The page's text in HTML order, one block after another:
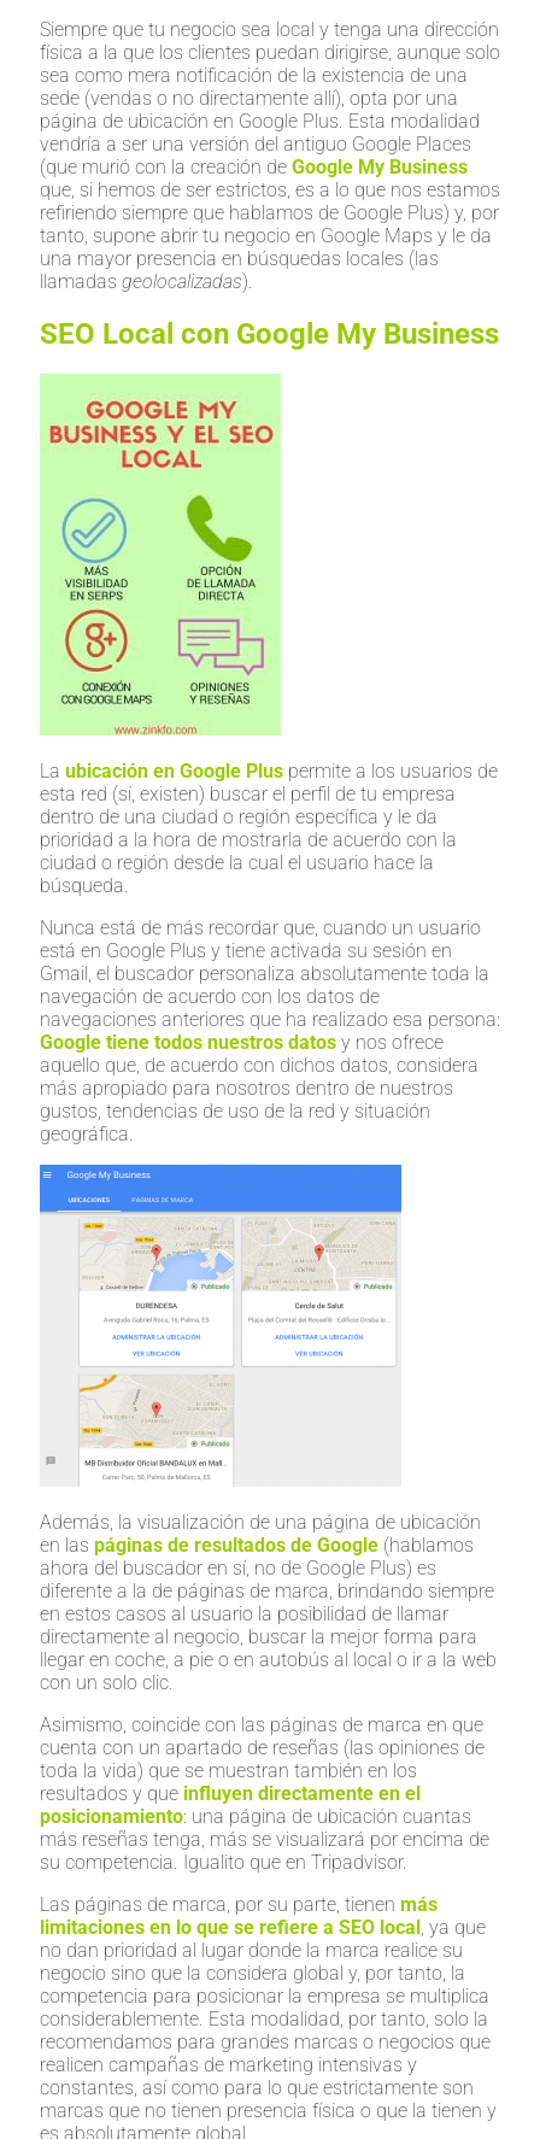
Siempre que tu negocio sea local y tenga una dirección
física a la que los clientes puedan dirigirse, aunque solo
sea como mera notificación de la existencia de una
sede (vendas o no directamente allí), opta por una
página de ubicación en Google Plus. Esta modalidad
vendría a ser una versión del antiguo Google Places
(que murió con la creación de Google My Business
que, si hemos de ser estrictos, es a lo que nos estamos
refiriendo siempre que hablamos de Google Plus) y, por
tanto, supone abrir tu negocio en Google Maps y le da
una mayor presencia en búsquedas locales (las
llamadas geolocalizadas).
SEO Local con Google My Business
La ubicación en Google Plus permite a los usuarios de
esta red (sí, existen) buscar el perfil de tu empresa
dentro de una ciudad o región específica y le da
prioridad a la hora de mostrarla de acuerdo con la
ciudad o región desde la cual el usuario hace la
búsqueda.
Nunca está de más recordar que, cuando un usuario
está en Google Plus y tiene activada su sesión en
Gmail, el buscador personaliza absolutamente toda la
navegación de acuerdo con los datos de
navegaciones anteriores que ha realizado esa persona:
Google tiene todos nuestros datos y nos ofrece
aquello que, de acuerdo con dichos datos, considera
más apropiado para nosotros dentro de nuestros
gustos, tendencias de uso de la red y situación
geográfica.
Además, la visualización de una página de ubicación
en las páginas de resultados de Google (hablamos
ahora del buscador en sí, no de Google Plus) es
diferente a la de páginas de marca, brindando siempre
en estos casos al usuario la posibilidad de llamar
directamente al negocio, buscar la mejor forma para
llegar en coche, a pie o en autobús al local o ir a la web
con un solo clic.
Asimismo, coincide con las páginas de marca en que
cuenta con un apartado de reseñas (las opiniones de
toda la vida) que se muestran también en los
resultados y que influyen directamente en el
posicionamiento: una página de ubicación cuantas
más reseñas tenga, más se visualizará por encima de
su competencia. Igualito que en Tripadvisor.
Las páginas de marca, por su parte, tienen más
limitaciones en lo que se refiere a SEO local , ya que
no dan prioridad al lugar donde la marca realice su
negocio sino que la considera global y, por tanto, la
competencia para posicionar la empresa se multiplica
considerablemente. Esta modalidad, por tanto, solo la
recomendamos para grandes marcas o negocios que
realicen campañas de marketing intensivas y
constantes, así como para lo que estrictamente son
marcas que no tienen presencia física o que la tienen y
es absolutamente global.